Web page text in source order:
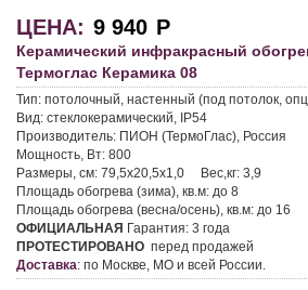
ЦЕНА: 9 940 Р
Керамический инфракрасный
Термоглас Керамика 08
Тип: потолочный, настенный (под потолок,
Вид: стеклокерамический, IP54
Производитель: ПИОН (ТермоГлас), Россия
Мощность, Вт: 800
Размеры, см: 79,5х20,5х1,0 Вес,кг: 3,9
Площадь обогрева (зима), кв.м: до 8
Площадь обогрева (весна/осень), кв.м: до 16
ОФИЦИАЛЬНАЯ Гарантия: 3 года
ПРОТЕСТИРОВАНО перед продажей
Доставка: по Москве, МО и всей России.